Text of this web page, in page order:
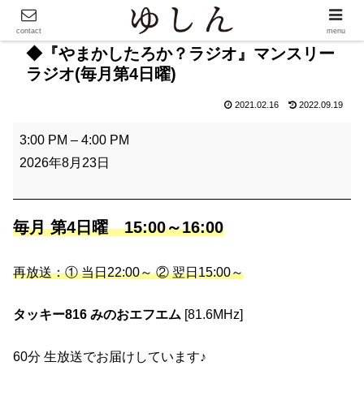
◆『やまかしたろか？ラジオ』マンスリー
ラジオ(毎月第4日曜)
2021.02.16 2022.09.19
◆
『
ま
か
た
か
ラ
3:00 PM – 4:00 PM
2026年8月23日
毎月 第4日曜 15:00～16:00
再放送：① 当日22:00～ ② 翌日15:00～
タッキー816 みのおエフエム [81.6MHz]
60分 生放送でお届けしています♪
contact menu